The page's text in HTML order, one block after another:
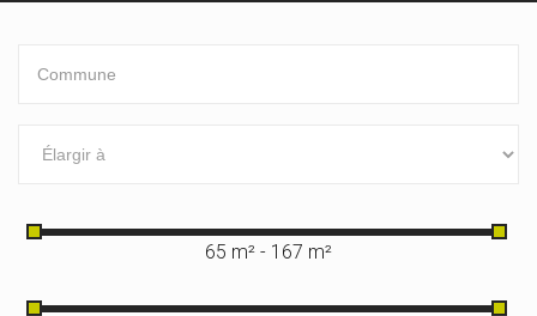
65 m² - 167 m²